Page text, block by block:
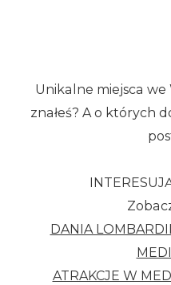
Unikalne miejsca we
znałeś? A o których
DANIA
ATRAKCJE W